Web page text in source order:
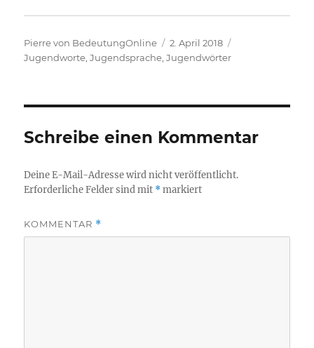
Autor
Pierre von BedeutungOnline
Veröffentlicht
am
2. April 2018
Jugendworte, Jugendsprache, Jugendwörter
Schreibe einen Kommentar
Deine E-Mail-Adresse wird nicht veröffentlicht.
Erforderliche Felder sind mit *markiert
KOMMENTAR *